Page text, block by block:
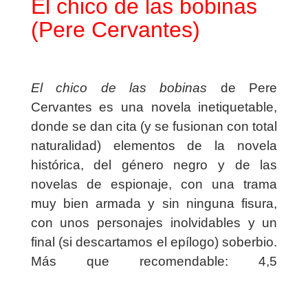
El chico de las bobinas
(Pere Cervantes)
El chico de las bobinas de Pere
Cervantes es una novela inetiquetable,
donde se dan cita (y se fusionan con total
naturalidad) elementos de la novela
histórica, del género negro y de las
novelas de espionaje, con una trama
muy bien armada y sin ninguna fisura,
con unos personajes inolvidables y un
final (si descartamos el epílogo) soberbio.
Más que recomendable: 4,5